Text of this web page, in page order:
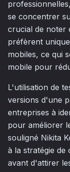
se concentrer
crucial de noter
préfèrent
mobiles, ce qui
mobile pour
L'utilisation de
versions d'une
entreprises à
pour améliorer
souligné Nikita
à la stratégie
avant d'attirer